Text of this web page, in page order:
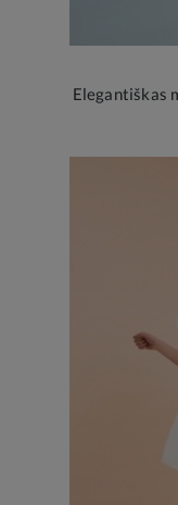
Elegantiškas